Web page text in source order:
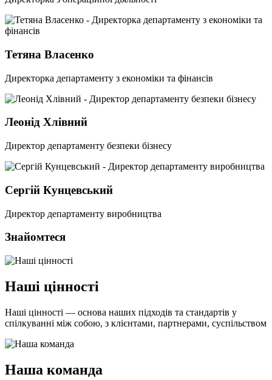
Тетяна Власенко
Директорка департаменту з економіки та фінансів
Леонід Хлівний
Директор департаменту безпеки бізнесу
Сергій Кунцевський
Директор департаменту виробництва
Знайомтеся
Наші цінності
Наші цінності — основа наших підходів та стандартів у
спілкуванні між собою, з клієнтами, партнерами, суспільством
Наша команда